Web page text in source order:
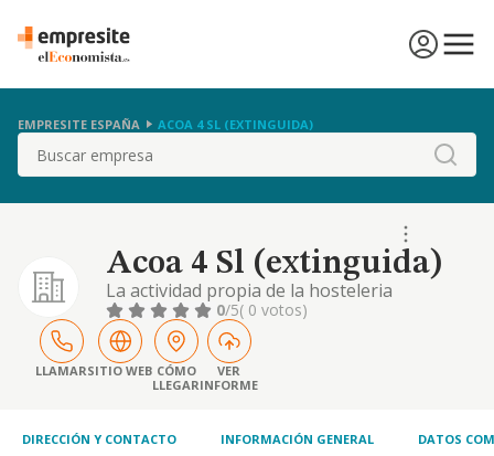
EMPRESITE ESPAÑA ACOA 4 SL (EXTINGUIDA)
Buscar
Acoa 4 Sl (extinguida)
La actividad propia de la hosteleria
0/5( 0 votos)
LLAMARSITIO WEB CÓMO
LLEGAR
VER
INFORME
DIRECCIÓN Y CONTACTO INFORMACIÓN GENERAL DATOS